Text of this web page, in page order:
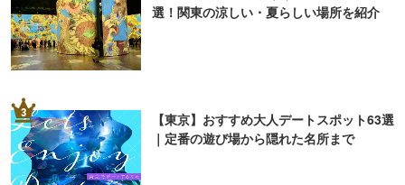
選！関東の涼しい・夏らしい場所を紹介
3
【東京】おすすめ大人デートスポット63選
｜定番の遊び場から隠れた名所まで